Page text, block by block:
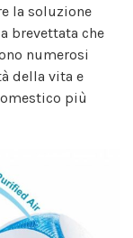
la soluzione
brevettata che
numerosi
della vita e
più